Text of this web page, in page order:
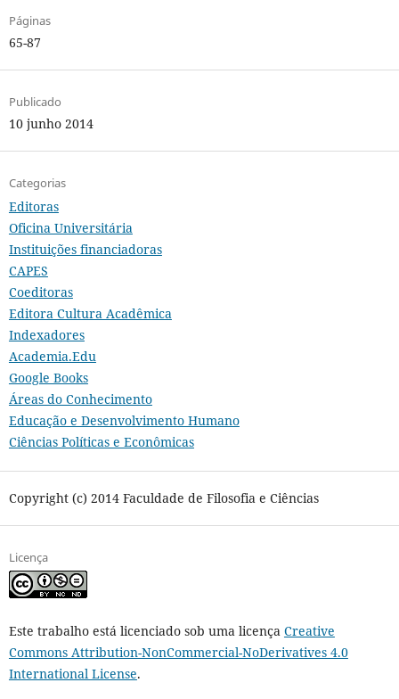
Páginas
65-87
Publicado
10 junho 2014
Categorias
Editoras
Oficina Universitária
Instituições financiadoras
CAPES
Coeditoras
Editora Cultura Acadêmica
Indexadores
Academia.Edu
Google Books
Áreas do Conhecimento
Educação e Desenvolvimento Humano
Ciências Políticas e Econômicas
Copyright (c) 2014 Faculdade de Filosofia e Ciências
Licença
Este trabalho está licenciado sob uma licença Creative
Commons Attribution-NonCommercial-NoDerivatives 4.0
International License.